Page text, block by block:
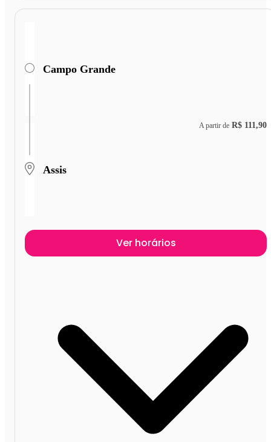
Campo Grande
Assis
A partir de R$ 111,90
Ver horários